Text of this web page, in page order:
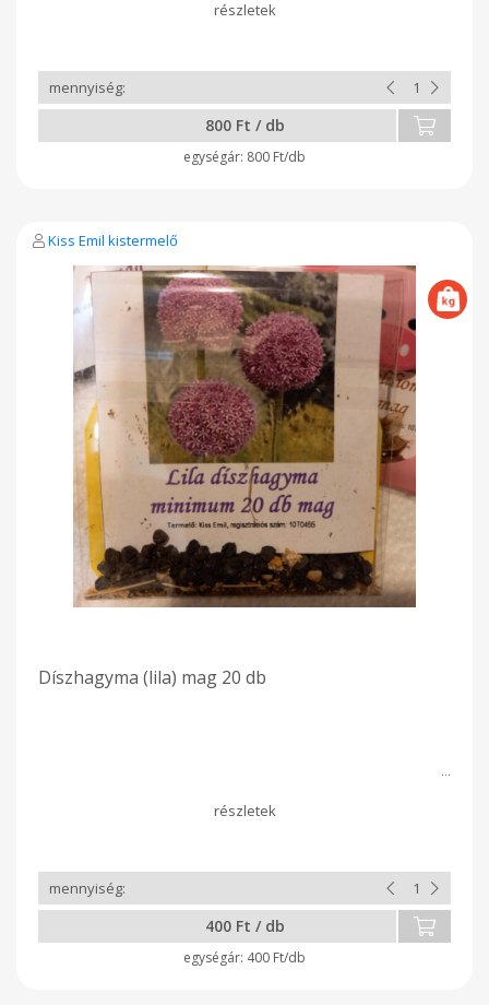
800 Ft / db
800 Ft/db
Kiss Emil kistermelő
Díszhagyma (lila) mag 20 db
400 Ft / db
400 Ft/db